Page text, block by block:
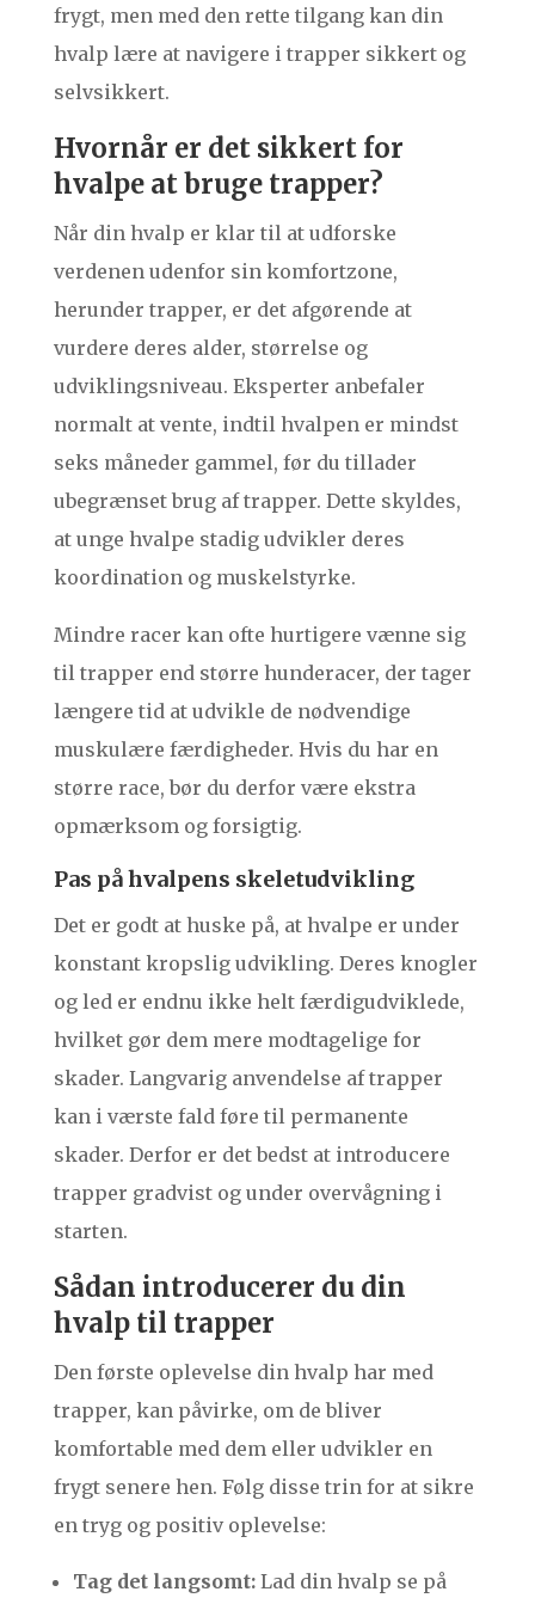
frygt, men med den rette tilgang kan din
hvalp lære at navigere i trapper sikkert og
selvsikkert.
Hvornår er det sikkert for
hvalpe at bruge trapper?
Når din hvalp er klar til at udforske
verdenen udenfor sin komfortzone,
herunder trapper, er det afgørende at
vurdere deres alder, størrelse og
udviklingsniveau. Eksperter anbefaler
normalt at vente, indtil hvalpen er mindst
seks måneder gammel, før du tillader
ubegrænset brug af trapper. Dette skyldes,
at unge hvalpe stadig udvikler deres
koordination og muskelstyrke.
Mindre racer kan ofte hurtigere vænne sig
til trapper end større hunderacer, der tager
længere tid at udvikle de nødvendige
muskulære færdigheder. Hvis du har en
større race, bør du derfor være ekstra
opmærksom og forsigtig.
Pas på hvalpens skeletudvikling
Det er godt at huske på, at hvalpe er under
konstant kropslig udvikling. Deres knogler
og led er endnu ikke helt færdigudviklede,
hvilket gør dem mere modtagelige for
skader. Langvarig anvendelse af trapper
kan i værste fald føre til permanente
skader. Derfor er det bedst at introducere
trapper gradvist og under overvågning i
starten.
Sådan introducerer du din
hvalp til trapper
Den første oplevelse din hvalp har med
trapper, kan påvirke, om de bliver
komfortable med dem eller udvikler en
frygt senere hen. Følg disse trin for at sikre
en tryg og positiv oplevelse:
Tag det langsomt:Lad din hvalp se på